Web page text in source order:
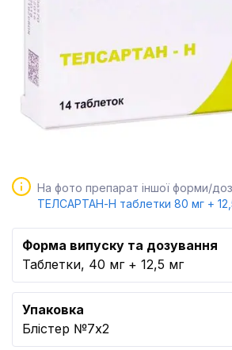
На фото препарат іншої форми/
ТЕЛСАРТАН-Н таблетки 80 мг +
Форма випуску та дозування
Таблетки, 40 мг + 12,5 мг
Упаковка
Блістер №7x2